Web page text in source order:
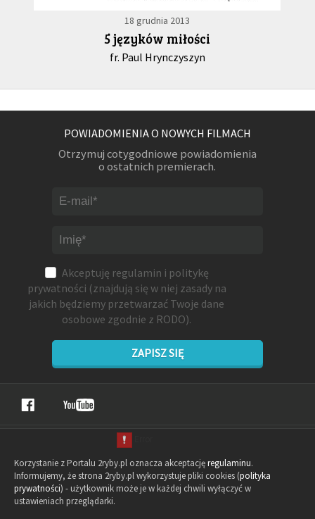
18 grudnia 2013
5 języków miłości
fr. Paul Hrynczyszyn
POWIADOMIENIA O NOWYCH FILMACH
Otrzymuj cotygodniowe powiadomienia
o ostatnich premierach.
Akceptuję regulamin i politykę
prywatności (znajdują się w niej zasady na
jakich będziemy przetwarzać Twoje dane
osobowe zgodnie z RODO).
ZAPISZ SIĘ
Korzystanie z Portalu 2ryby.pl oznacza akceptacjęregulaminu.
Informujemy, że strona 2ryby.pl wykorzystuje pliki cookies (polityka
prywatności) - użytkownik może je w każdej chwili wyłączyć w
ustawieniach przeglądarki.